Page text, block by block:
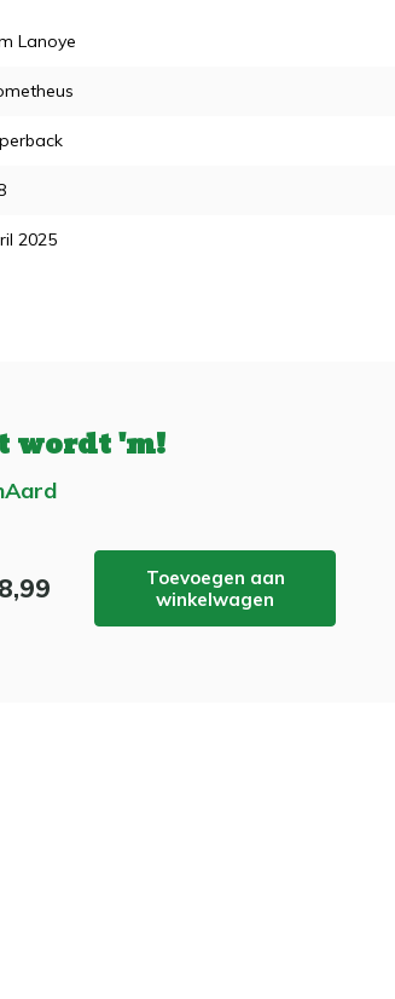
Lanoye
2025
wordt 'm!
Toevoegen aan
winkelwagen